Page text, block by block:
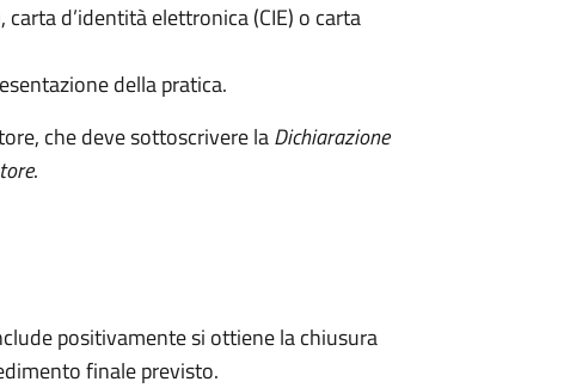
d’identità elettronica (CIE) o carta
della pratica.
che deve sottoscrivere laDichiarazione
.
positivamente si ottiene la chiusura
finale previsto.